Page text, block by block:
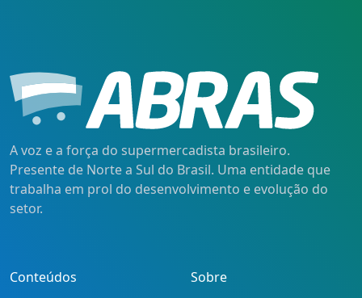
A voz e a força do supermercadista brasileiro.
Presente de Norte a Sul do Brasil. Uma entidade que
trabalha em prol do desenvolvimento e evolução do
setor.
Conteúdos
Sobre